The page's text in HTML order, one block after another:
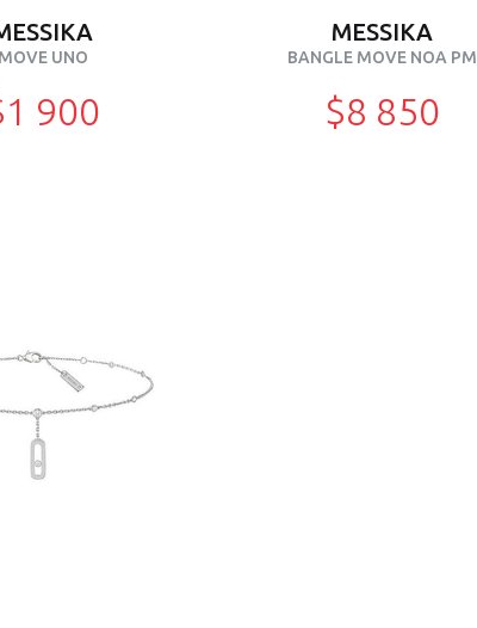
MOVE UNO
900
MESSIKA
BANGLE MOVE NOA PM
$8 850